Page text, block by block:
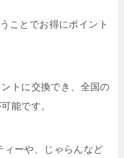
ことでお得にポイント
トに交換でき、全国の
能です。
ィーや、じゃらんなど